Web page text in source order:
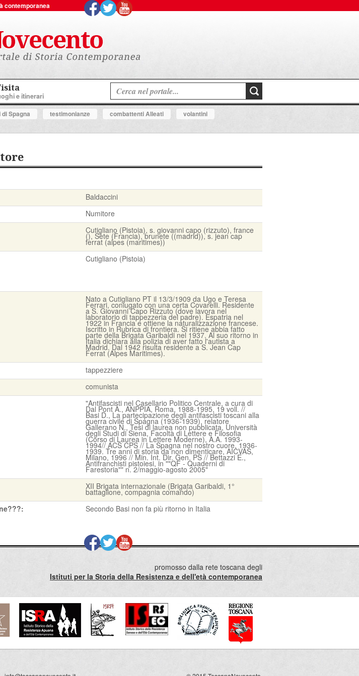
contemporanea
e itinerari
Spagna testimonianze combattenti Alleati
volantini
Baldaccini
Numitore
Cutigliano (Pistoia), s. giovanni capo (rizzuto), france
(), Sète (Francia), brunete ((madrid)), s. jean cap
ferrat (alpes (maritimes))
Cutigliano (Pistoia)
Nato a Cutigliano PT il 13/3/1909 da Ugo e Teresa
Ferrari, coniugato con una certa Covarelli. Residente
a S. Giovanni Capo Rizzuto (dove lavora nel
laboratorio di tappezzeria del padre). Espatria nel
1922 in Francia e ottiene la naturalizzazione francese.
Iscritto in Rubrica di frontiera. Si ritiene abbia fatto
parte della Brigata Garibaldi nel 1937. Al suo ritorno in
Italia dichiara alla polizia di aver fatto l'autista a
Madrid. Dal 1942 risulta residente a S. Jean Cap
Ferrat (Alpes Maritimes).
tappezziere
comunista
"Antifascisti nel Casellario Politico Centrale, a cura di
Dal Pont A., ANPPIA, Roma, 1988-1995, 19 voll. //
Basi D., La partecipazione degli antifascisti toscani alla
guerra civile di Spagna (1936-1939), relatore
Gallerano N., Tesi di laurea non pubblicata, Università
degli Studi di Siena, Facoltà di Lettere e Filosofia
(Corso di Laurea in Lettere Moderne), A.A. 1993-
1994// ACS CPS // La Spagna nel nostro cuore, 1936-
1939. Tre anni di storia da non dimenticare, AICVAS,
Milano, 1996 // Min. Int. Dir. Gen. PS // Bettazzi E.,
Antifranchisti pistoiesi, in ""QF - Quaderni di
Farestoria"" n. 2/maggio-agosto 2005"
XII Brigata internazionale (Brigata Garibaldi, 1°
battaglione, compagnia comando)
Secondo Basi non fa più ritorno in Italia
promosso dalla rete toscana degli
Istituti per la Storia della Resistenza e dell'età contemporanea